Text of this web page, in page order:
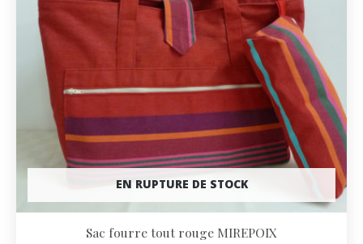
EN RUPTURE DE STOCK
Sac fourre tout rouge MIREPOIX